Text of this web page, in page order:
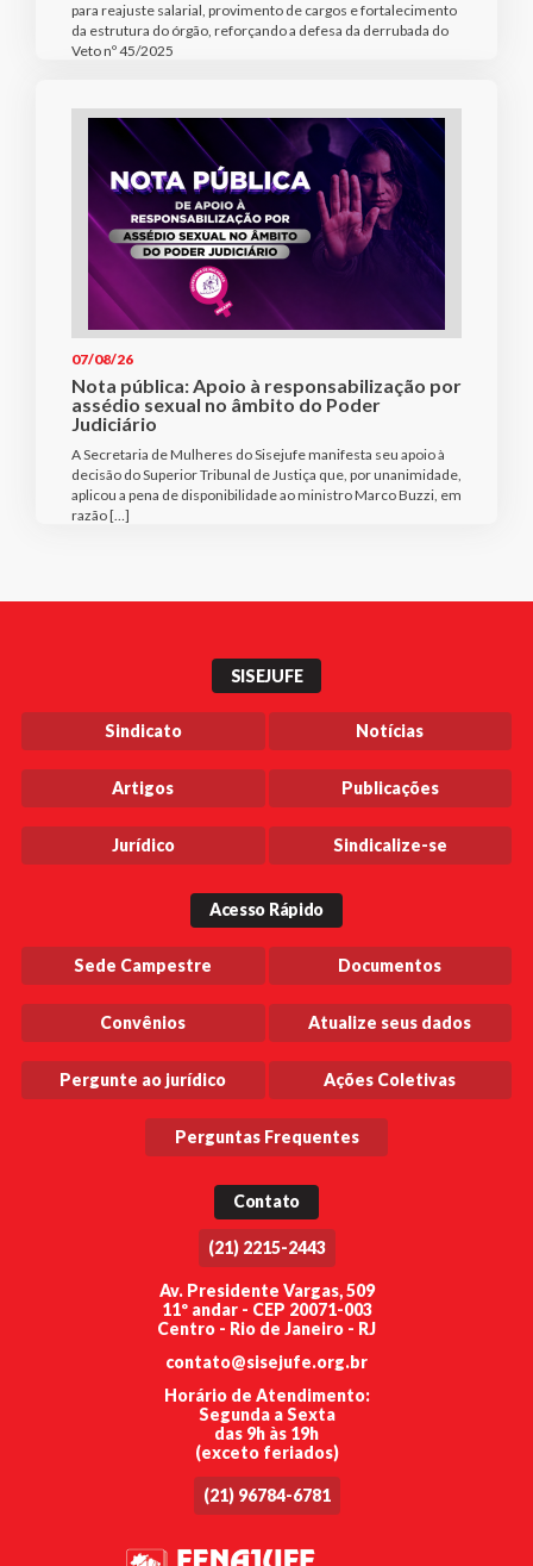
para reajuste salarial, provimento de cargos e fortalecimento
da estrutura do órgão, reforçando a defesa da derrubada do
Veto nº 45/2025
07/08/26
Nota pública: Apoio à responsabilização por
assédio sexual no âmbito do Poder
Judiciário
A Secretaria de Mulheres do Sisejufe manifesta seu apoio à
decisão do Superior Tribunal de Justiça que, por unanimidade,
aplicou a pena de disponibilidade ao ministro Marco Buzzi, em
razão […]
SISEJUFE
Sindicato Notícias
Artigos Publicações
Jurídico Sindicalize-se
Acesso Rápido
Sede Campestre Documentos
Convênios Atualize seus dados
Pergunte ao jurídico Ações Coletivas
Perguntas Frequentes
Contato
(21) 2215-2443
Av. Presidente Vargas, 509
11º andar - CEP 20071-003
Centro - Rio de Janeiro - RJ
contato@sisejufe.org.br
Horário de Atendimento:
Segunda a Sexta
das 9h às 19h
(exceto feriados)
(21) 96784-6781